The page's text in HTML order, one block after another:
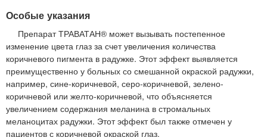
Особые указания
Препарат ТРАВАТАН® может вызывать постепенное
изменение цвета глаз за счет увеличения количества
коричневого пигмента в радужке. Этот эффект выявляется
преимущественно у больных со смешанной окраской радужки,
например, сине-коричневой, серо-коричневой, зелено-
коричневой или желто-коричневой, что объясняется
увеличением содержания меланина в стромальных
меланоцитах радужки. Этот эффект был также отмечен у
пациентов с коричневой окраской глаз.